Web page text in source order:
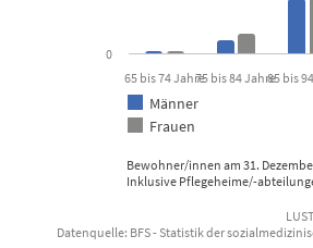
Bewohner/innen am 31.
Inklusive Pflegeheime/-
Männer
Frauen
65 bis 74 Jahre75 bis 84 Jahre85 bis
0
Datenquelle: BFS - Statistik der